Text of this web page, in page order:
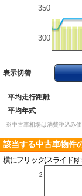
300
350
表示切替
平均走行距離
平均年式
※中古車相場は消費税込み価
該当する中古車物件
横にフリック(スライド)